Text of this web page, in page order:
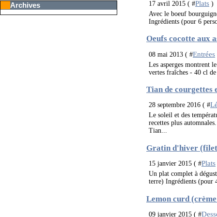
Archives 17 avril 2015 ( #Plats )
Avec le boeuf
Ingrédients (pour 6
Oeufs cocotte aux
08 mai 2013 ( #Entrées
Les asperges montrent
vertes fraîches - 40 cl
Tian de courgettes
28 septembre 2016 ( #
Le soleil et des
recettes plus
Tian...
Gratin d'hiver
15 janvier 2015 ( #Plats
Un plat complet à
terre) Ingrédients (pour
Lemon curd
09 janvier 2015 ( #